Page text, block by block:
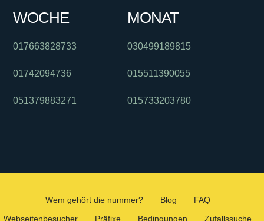
WOCHE
017663828733
01742094736
051379883271
MONAT
030499189815
015511390055
015733203780
Wem gehört die nummer? Blog
FAQ
Webseitenbesucher
Präfixe Bedingungen Zufallssuche